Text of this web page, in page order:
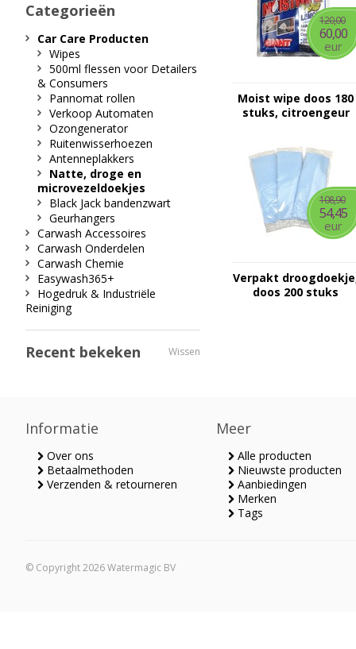
120,00
60,00
eur
Moist wipe doos 180
stuks, citroengeur
108,90
54,45
eur
Verpakt
doos 200 stuks
Categorieën
Car Care Producten
Wipes
500ml flessen voor Detailers
& Consumers
Pannomat rollen
Verkoop Automaten
Ozongenerator
Ruitenwisserhoezen
Antenneplakkers
Natte, droge en
microvezeldoekjes
Black Jack bandenzwart
Geurhangers
Carwash Accessoires
Carwash Onderdelen
Carwash Chemie
Easywash365+
Hogedruk & Industriële
Reiniging
Recent bekeken Wissen
Informatie
Over ons
Betaalmethoden
Verzenden & retourneren
Meer
Alle producten
Nieuwste producten
Aanbiedingen
Merken
Tags
© Copyright 2026 Watermagic BV